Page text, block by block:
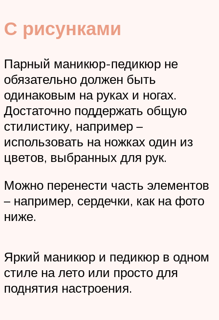
С рисунками
Парный маникюр-педикюр не
обязательно должен быть
одинаковым на руках и ногах.
Достаточно поддержать общую
стилистику, например –
использовать на ножках один из
цветов, выбранных для рук.
Можно перенести часть элементов
– например, сердечки, как на фото
ниже.
Яркий маникюр и педикюр в одном
стиле на лето или просто для
поднятия настроения.